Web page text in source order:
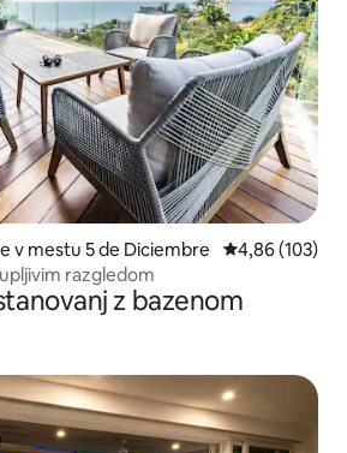
v mestu 5 de Diciembre Povprečna
4,86 (103)
razgledom
z bazenom